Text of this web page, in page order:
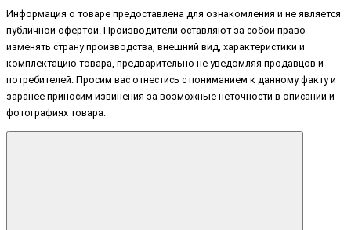
Информация о товаре предоставлена для ознакомления и не является
публичной офертой. Производители оставляют за собой право
изменять страну производства, внешний вид, характеристики и
комплектацию товара, предварительно не уведомляя продавцов и
потребителей. Просим вас отнестись с пониманием к данному факту и
заранее приносим извинения за возможные неточности в описании и
фотографиях товара.